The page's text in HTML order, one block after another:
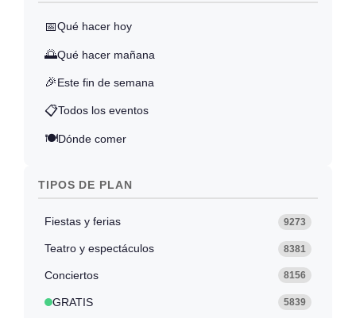
📅Qué hacer hoy
🌅Qué hacer mañana
🎉Este fin de semana
📋Todos los eventos
🍽️Dónde comer
TIPOS DE PLAN
Fiestas y ferias 9273
Teatro y espectáculos 8381
Conciertos 8156
GRATIS 5839